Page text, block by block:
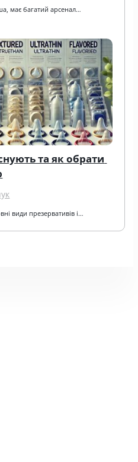
має багатий арсенал…
та як обрати
види презервативів і…